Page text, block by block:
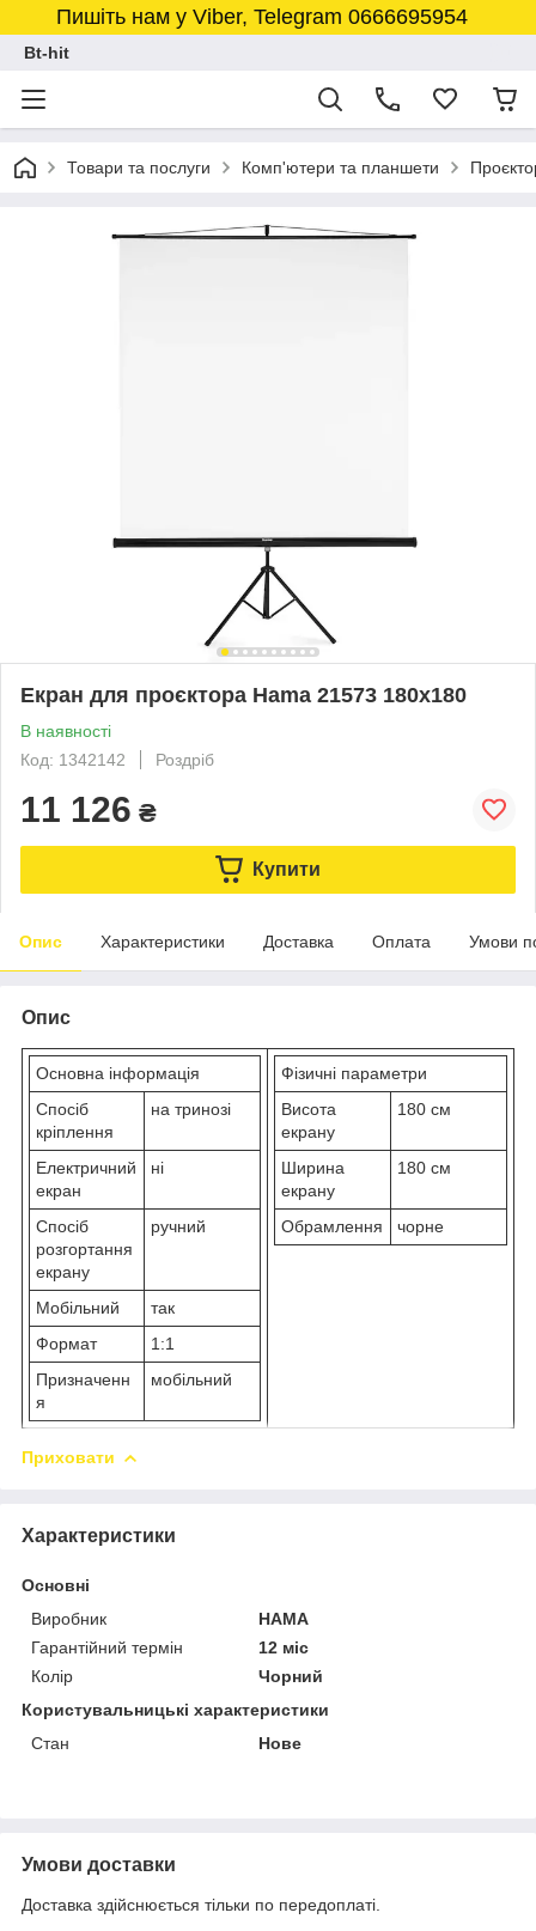
Пишіть нам у Viber, Telegram 0666695954
Bt-hit
Товари та послуги Комп'ютери та планшети
Екран для проєктора Hama 21573 180x180
В наявності
Код: 1342142
Роздріб
11 126 ₴
Купити
Опис Характеристики Доставка Оплата Умови
Опис
Основна інформація
Спосіб
кріплення
на тринозі
Електричний
екран
ні
Спосіб
розгортання
екрану
ручний
Мобільний
так
Формат
1:1
Призначенн
я
мобільний
Фізичні параметри
Висота
екрану
180 см
Ширина
екрану
180 см
Обрамлення чорне
Приховати
Характеристики
Основні
Виробник
HAMA
Гарантійний термін
12 міс
Колір
Чорний
Користувальницькі характеристики
Стан
Нове
Умови доставки
Доставка здійснюється тільки по передоплаті.